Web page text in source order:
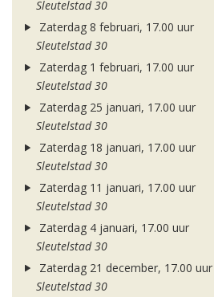
Sleutelstad 30
Zaterdag 8 februari, 17.00 uur
Sleutelstad 30
Zaterdag 1 februari, 17.00 uur
Sleutelstad 30
Zaterdag 25 januari, 17.00 uur
Sleutelstad 30
Zaterdag 18 januari, 17.00 uur
Sleutelstad 30
Zaterdag 11 januari, 17.00 uur
Sleutelstad 30
Zaterdag 4 januari, 17.00 uur
Sleutelstad 30
Zaterdag 21 december, 17.00 uur
Sleutelstad 30